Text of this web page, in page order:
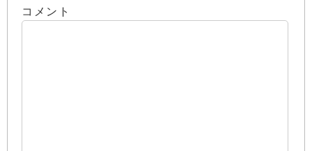
コメント